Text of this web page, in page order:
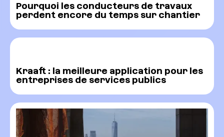
Pourquoi les conducteurs de travaux
perdent encore du temps sur chantier
Kraaft : la meilleure application pour les
entreprises de services publics